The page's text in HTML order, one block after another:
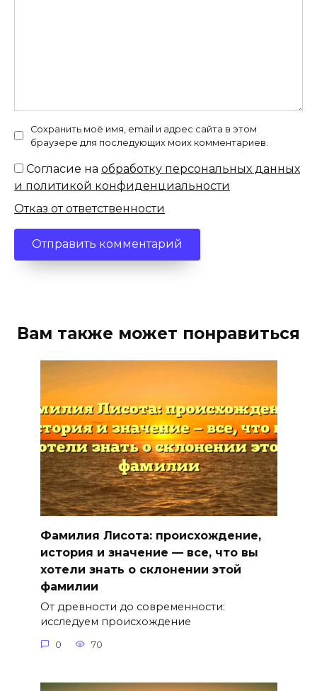
Сохранить моё имя, email и адрес сайта в этом
браузере для последующих моих комментариев.
Согласие на обработку персональных данных
и политикой конфиденциальности
Отказ от ответственности
Вам также может понравиться
Фамилия Лисота: происхождение,
история и значение — все, что вы
хотели знать о склонении этой
фамилии
От древности до современности:
исследуем происхождение
0 70